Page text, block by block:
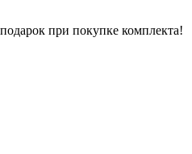
при покупке комплекта!